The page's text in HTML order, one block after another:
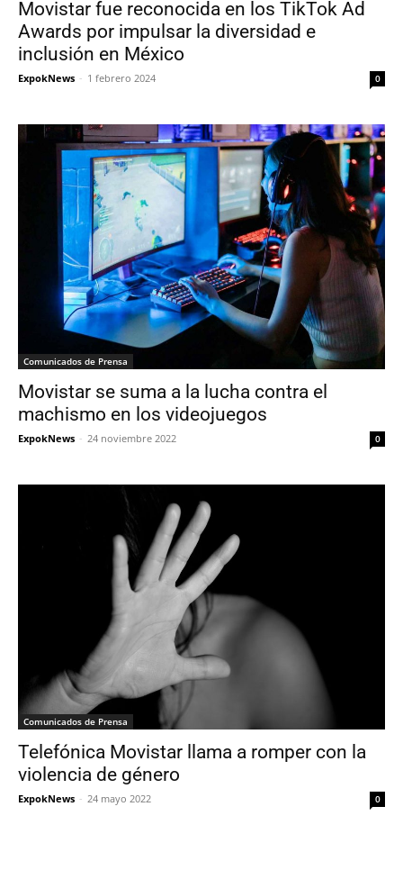
Movistar fue reconocida en los TikTok Ad
Awards por impulsar la diversidad e
inclusión en México
ExpokNews - 1 febrero 2024 0
Comunicados de Prensa
Movistar se suma a la lucha contra el
machismo en los videojuegos
ExpokNews - 24 noviembre 2022 0
Comunicados de Prensa
Telefónica Movistar llama a romper con la
violencia de género
ExpokNews - 24 mayo 2022 0